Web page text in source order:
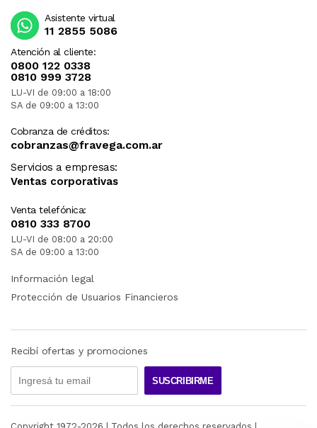
Atención al cliente:
0800 122 0338
0810 999 3728
LU-VI de 09:00 a 18:00
SA de 09:00 a 13:00
Cobranza de créditos:
cobranzas@fravega.com.ar
Servicios a empresas:
Ventas corporativas
Venta telefónica:
0810 333 8700
LU-VI de 08:00 a 20:00
SA de 09:00 a 13:00
Asistente virtual
11 2855 5086
Información legal
Protección de Usuarios Financieros
Recibí ofertas y promociones
SUSCRIBIRME